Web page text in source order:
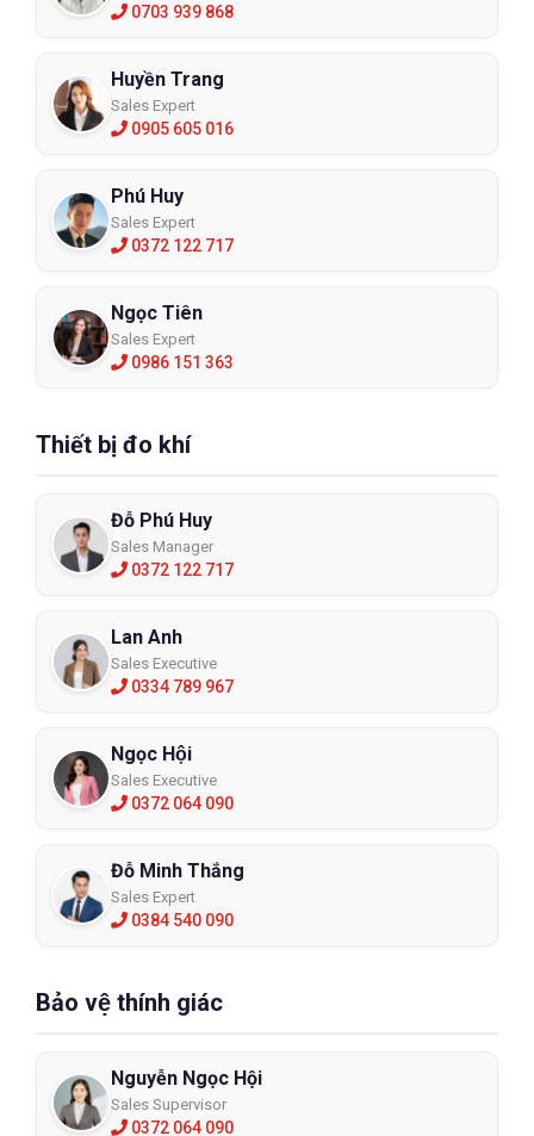
0703 939 868
Huyền Trang
Sales Expert
0905 605 016
Phú Huy
Sales Expert
0372 122 717
Ngọc Tiên
Sales Expert
0986 151 363
Thiết bị đo khí
Đỗ Phú Huy
Sales Manager
0372 122 717
Lan Anh
Sales Executive
0334 789 967
Ngọc Hội
Sales Executive
0372 064 090
Đỗ Minh Thắng
Sales Expert
0384 540 090
Bảo vệ thính giác
Nguyễn Ngọc Hội
Sales Supervisor
0372 064 090